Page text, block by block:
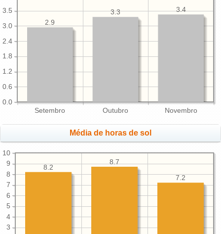
Setembro Outubro Novembro
0.0
0.6
1.2
1.8
2.4
3.0
3.5
3.4
3.3
2.9
Média de horas de sol
3
4
5
6
7
8
9
10
7.2
8.7
8.2